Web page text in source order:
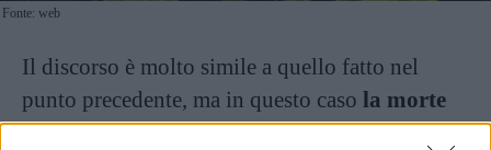
Fonte: web
Il discorso è molto simile a quello fatto nel
punto precedente, ma in questo caso la morte
in oggetto è ancora più dolorosa:Albus